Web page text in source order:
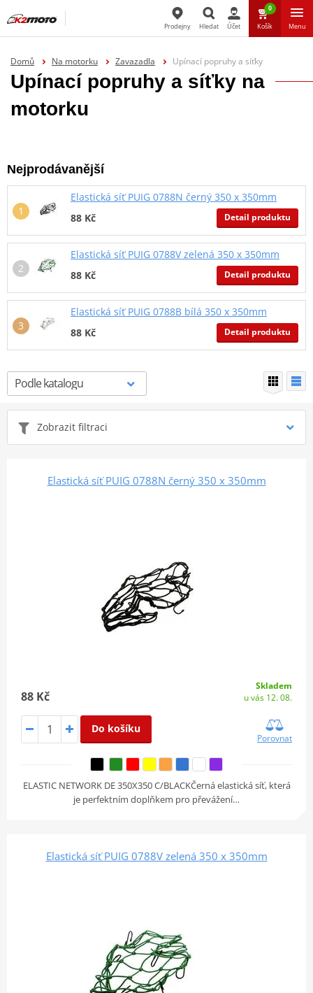
Hledat
Prodejny Hledat Účet
0
Košík Menu
Domů Na motorku Zavazadla Upínací popruhy a síťky
Upínací popruhy a síťky na
motorku
Nejprodávanější
Elastická síť PUIG 0788N černý 350 x 350mm
88 Kč
Detail produktu
Elastická síť PUIG 0788V zelená 350 x 350mm
88 Kč
Detail produktu
Elastická síť PUIG 0788B bílá 350 x 350mm
88 Kč
Detail produktu
Zobrazit filtraci
Elastická síť PUIG 0788N černý 350 x 350mm
88 Kč
Skladem
u vás 12. 08.
Do košíku
Porovnat
ELASTIC NETWORK DE 350X350 C/BLACKČerná elastická síť, která
je perfektním doplňkem pro převážení…
Elastická síť PUIG 0788V zelená 350 x 350mm